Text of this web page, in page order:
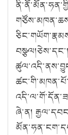
ཞེ་ན།